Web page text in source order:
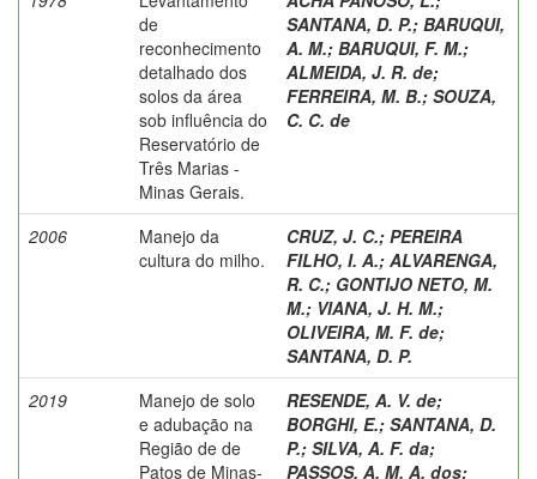
de
reconhecimento
detalhado dos
solos da área
sob influência do
Reservatório de
Três Marias -
Minas Gerais.
SANTANA, D. P.; BARUQUI,
A. M.; BARUQUI, F. M.;
ALMEIDA, J. R. de;
FERREIRA, M. B.; SOUZA,
C. C. de
2006
Manejo da
cultura do milho.
CRUZ, J. C.; PEREIRA
FILHO, I. A.; ALVARENGA,
R. C.; GONTIJO NETO, M.
M.; VIANA, J. H. M.;
OLIVEIRA, M. F. de;
SANTANA, D. P.
2019
Manejo de solo
e adubação na
Região de de
Patos de Minas-
RESENDE, A. V. de;
BORGHI, E.; SANTANA, D.
P.; SILVA, A. F. da;
PASSOS, A. M. A. dos;